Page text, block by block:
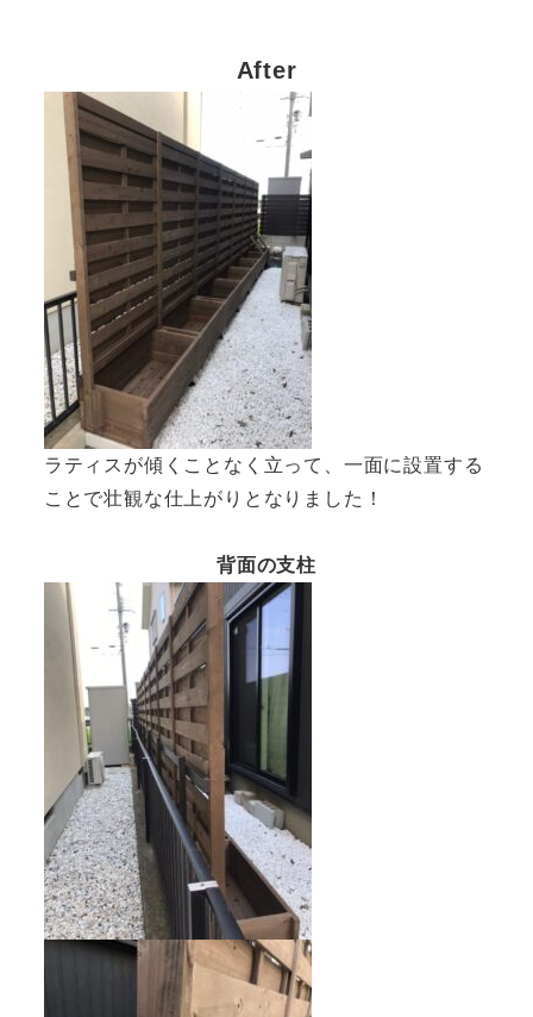
After
ラティスが傾くことなく立って、一面に設置する
ことで壮観な仕上がりとなりました！
背面の支柱